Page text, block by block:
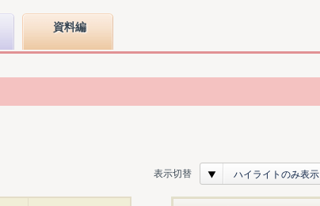
資料編
表示切替 ハイライトのみ表示